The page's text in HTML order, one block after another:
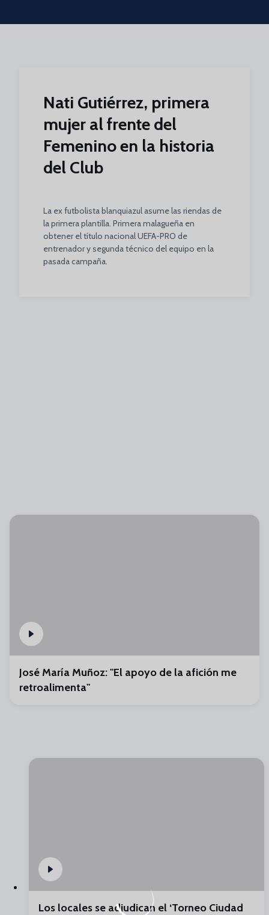
Skip to main content
Nati Gutiérrez, primera
mujer al frente del
Femenino en la historia
del Club
La ex futbolista blanquiazul asume las riendas de
la primera plantilla. Primera malagueña en
obtener el título nacional UEFA-PRO de
entrenador y segunda técnico del equipo en la
pasada campaña.
José María Muñoz: "El apoyo de la afición me
retroalimenta"
Los locales se adjudican el ‘Torneo Ciudad